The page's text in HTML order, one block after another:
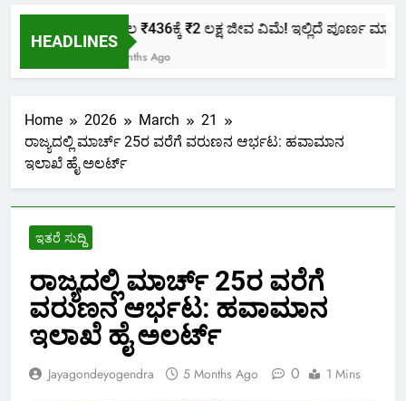
HEADLINES
ಕೇವಲ ₹436ಕ್ಕೆ ₹2 ಲಕ್ಷ ಜೀವ ವಿಮೆ! ಇಲ್ಲಿದೆ ಪೂರ್ಣ ಮಾಹಿತಿ.
2 Months Ago
Home 2026 March
21
ರಾಜ್ಯದಲ್ಲಿ ಮಾರ್ಚ್ 25ರ ವರೆಗೆ ವರುಣನ ಆರ್ಭಟ: ಹವಾಮಾನ
ಇಲಾಖೆ ಹೈ ಅಲರ್ಟ್
ಇತರೆ ಸುದ್ದಿ
ರಾಜ್ಯದಲ್ಲಿ ಮಾರ್ಚ್ 25ರ ವರೆಗೆ
ವರುಣನ ಆರ್ಭಟ: ಹವಾಮಾನ
ಇಲಾಖೆ ಹೈ ಅಲರ್ಟ್
Jayagondeyogendra 5 Months Ago 0 1 Mins